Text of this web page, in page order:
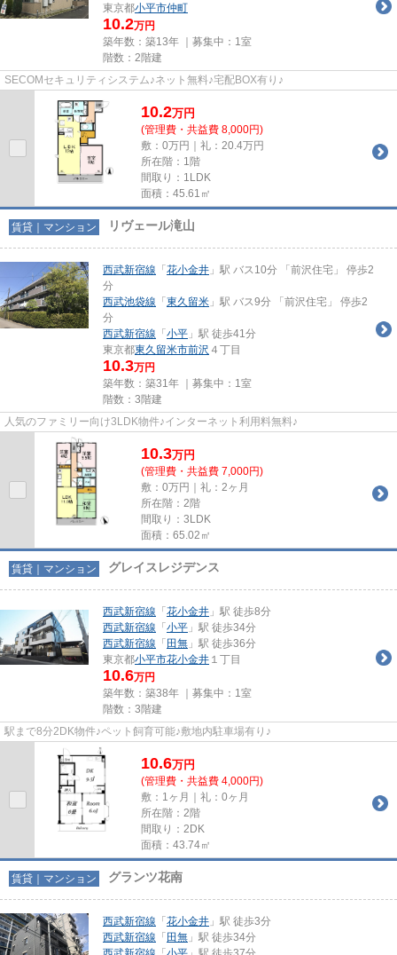
東京都小平市仲町
10.2万円
築年数：築13年 ｜募集中： 1室
階数：2階建
SECOMセキュリティシステム♪ネット無料♪宅配BOX有り♪
10.2万円
(管理費・共益費 8,000円)
敷：0万円｜礼：20.4万円
所在階：1階
間取り：1LDK
面積：45.61㎡
賃貸｜マンション リヴェール滝山
西武新宿線 「 花小金井 」駅 バス10分 「前沢住宅」 停歩2
分
西武池袋線 「 東久留米 」駅 バス9分 「前沢住宅」 停歩2
分
西武新宿線 「 小平 」駅 徒歩41分
東京都東久留米市前沢 ４丁目
10.3万円
築年数：築31年 ｜募集中： 1室
階数：3階建
人気のファミリー向け3LDK物件♪インターネット利用料無料♪
10.3万円
(管理費・共益費 7,000円)
敷：0万円｜礼：2ヶ月
所在階：2階
間取り：3LDK
面積：65.02㎡
賃貸｜マンション グレイスレジデンス
西武新宿線 「 花小金井 」駅 徒歩8分
西武新宿線 「 小平 」駅 徒歩34分
西武新宿線 「 田無 」駅 徒歩36分
東京都小平市花小金井 １丁目
10.6万円
築年数：築38年 ｜募集中： 1室
階数：3階建
駅まで8分2DK物件♪ペット飼育可能♪敷地内駐車場有り♪
10.6万円
(管理費・共益費 4,000円)
敷：1ヶ月｜礼：0ヶ月
所在階：2階
間取り：2DK
面積：43.74㎡
賃貸｜マンション グランツ花南
西武新宿線 「 花小金井 」駅 徒歩3分
西武新宿線 「 田無 」駅 徒歩34分